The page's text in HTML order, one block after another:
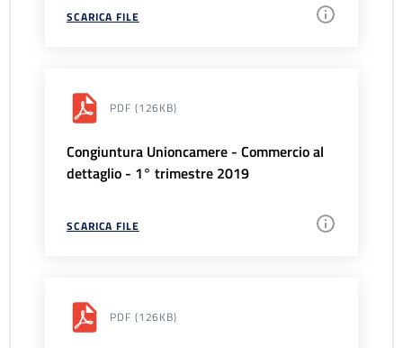
SCARICA FILE
PDF (126KB)
Congiuntura Unioncamere - Commercio al
dettaglio - 1° trimestre 2019
SCARICA FILE
PDF (126KB)